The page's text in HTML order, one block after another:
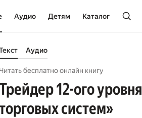
Аудио Детям Каталог
Аудио
Читать бесплатно онлайн книгу
12-ого
систем»